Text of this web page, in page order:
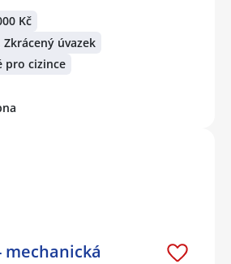
Kč
Zkrácený úvazek
pro cizince
mechanická